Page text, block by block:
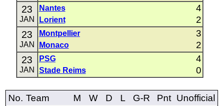
23
JAN
Nantes 4
Lorient 2
23
JAN
Montpellier 3
Monaco 2
23
JAN
PSG 4
Stade Reims 0
No. Team M W D L G-R Pnt Unofficial